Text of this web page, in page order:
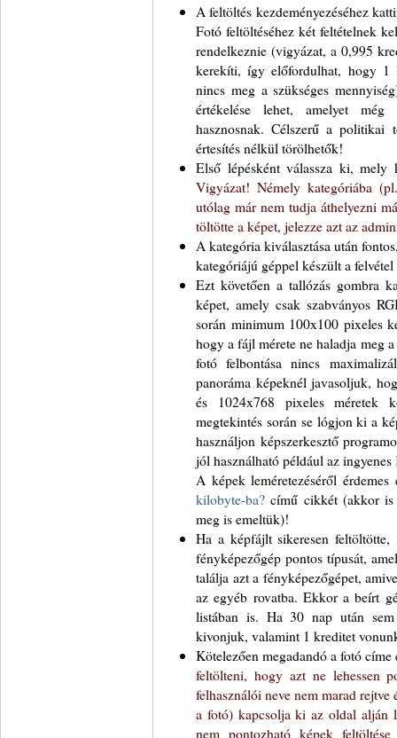
A feltöltés kezdeményezéséhez
Fotó feltöltéséhez két feltételnek
rendelkeznie (vigyázat, a 0,995
kerekíti, így előfordulhat, hogy
nincs meg a szükséges
értékelése lehet, amelyet
hasznosnak. Célszerű a
értesítés nélkül törölhetők!
Első lépésként válassza ki, mely
Vigyázat! Némely kategóriába
utólag már nem tudja áthelyezni
töltötte a képet, jelezze azt az
A kategória kiválasztása után
kategóriájú géppel készült a
Ezt követően a tallózás gombra
képet, amely csak szabványos
során minimum 100x100 pixeles
hogy a fájl mérete ne haladja meg
fotó felbontása nincs
panoráma képeknél javasoljuk,
és 1024x768 pixeles méretek
megtekintés során se lógjon ki a
használjon képszerkesztő
jól használható például az ingyenes
A képek leméretezéséről
kilobyte-ba? című cikkét (akkor is
meg is emeltük)!
Ha a képfájlt sikeresen
fényképezőgép pontos típusát,
találja azt a fényképezőgépet,
az egyéb rovatba. Ekkor a beírt
listában is. Ha 30 nap után
kivonjuk, valamint 1 kreditet
Kötelezően megadandó a fotó
feltölteni, hogy azt ne lehessen
felhasználói neve nem marad
a fotó) kapcsolja ki az oldal alján
nem pontozható képek